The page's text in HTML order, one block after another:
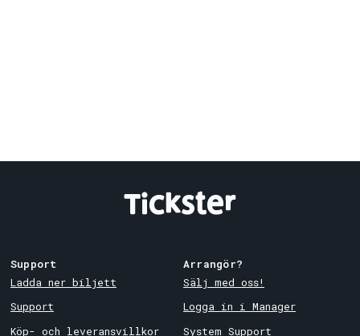
Support
Ladda ner biljett
Support
Köp- och leveransvillkor
Arrangör?
Sälj med oss!
Logga in i Manager
System Support